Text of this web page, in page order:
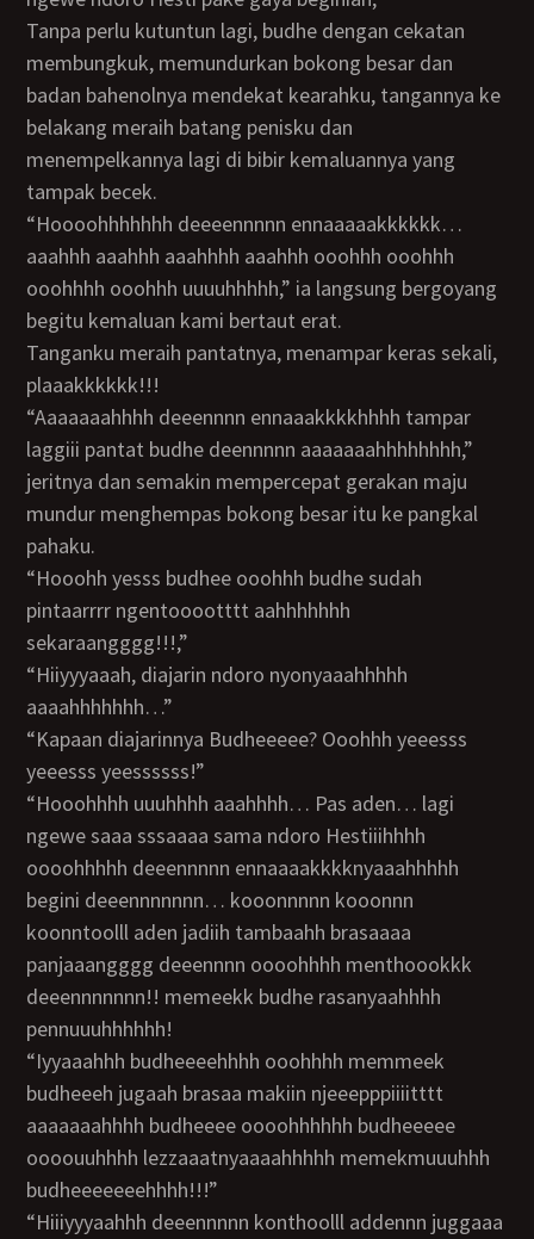
Tanpa perlu kutuntun lagi, budhe dengan cekatan
membungkuk, memundurkan bokong besar dan
badan bahenolnya mendekat kearahku, tangannya ke
belakang meraih batang penisku dan
menempelkannya lagi di bibir kemaluannya yang
tampak becek.
“Hoooohhhhhhh deeeennnnn ennaaaaakkkkkk…
aaahhh aaahhh aaahhhh aaahhh ooohhh ooohhh
ooohhhh ooohhh uuuuhhhhh,” ia langsung bergoyang
begitu kemaluan kami bertaut erat.
Tanganku meraih pantatnya, menampar keras sekali,
plaaakkkkkk!!!
“Aaaaaaahhhh deeennnn ennaaakkkkhhhh tampar
laggiii pantat budhe deennnnn aaaaaaahhhhhhhh,”
jeritnya dan semakin mempercepat gerakan maju
mundur menghempas bokong besar itu ke pangkal
pahaku.
“Hooohh yesss budhee ooohhh budhe sudah
pintaarrrr ngentooootttt aahhhhhhh
sekaraangggg!!!,”
“Hiiyyyaaah, diajarin ndoro nyonyaaahhhhh
aaaahhhhhhh…”
“Kapaan diajarinnya Budheeeee? Ooohhh yeeesss
yeeesss yeessssss!”
“Hooohhhh uuuhhhh aaahhhh… Pas aden… lagi
ngewe saaa sssaaaa sama ndoro Hestiiihhhh
oooohhhhh deeennnnn ennaaaakkkknyaaahhhhh
begini deeennnnnnn… kooonnnnn kooonnn
koonntoolll aden jadiih tambaahh brasaaaa
panjaaangggg deeennnn oooohhhh menthoookkk
deeennnnnnn!! memeekk budhe rasanyaahhhh
pennuuuhhhhhh!
“Iyyaaahhh budheeeehhhh ooohhhh memmeek
budheeeh jugaah brasaa makiin njeeepppiiiitttt
aaaaaaahhhh budheeee oooohhhhhh budheeeee
oooouuhhhh lezzaaatnyaaaahhhhh memekmuuuhhh
budheeeeeeehhhh!!!”
“Hiiiyyyaahhh deeennnnn konthoolll addennn juggaaa